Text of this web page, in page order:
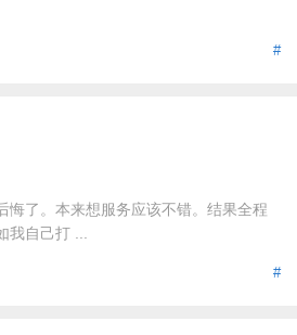
#
悔了。本来想服务应该不错。结果全程
我自己打 ...
#